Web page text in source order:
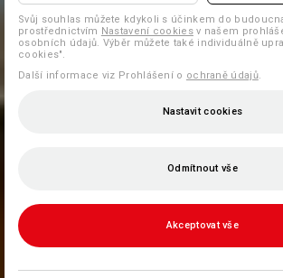
Svůj souhlas můžete kdykoli s účinkem do
prostřednictvím Nastavení cookiesv našem
osobních údajů. Výběr můžete také individuálně
cookies".
Další informace viz Prohlášení o ochraně údajů.
Nastavit cookies
Odmítnout vše
Akceptovat vše